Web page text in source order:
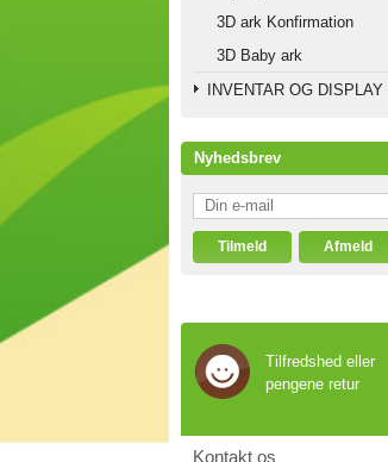
3D ark Konfirmation
3D Baby ark
INVENTAR OG DISPLAY
Nyhedsbrev
Tilfredshed eller
pengene retur
Kontakt os